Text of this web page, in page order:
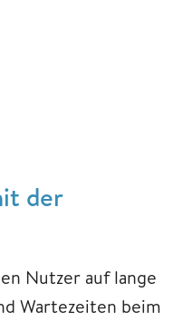
der
Nutzer auf lange
Wartezeiten beim